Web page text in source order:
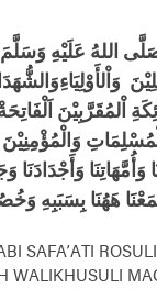
اللهُ عَلَيْهِ وَسَلَّمَ
اْلمُقَرَّبِيْنَ
وَأَجْدَادَنَا
SAFA’ATI
WALIKHUSULI